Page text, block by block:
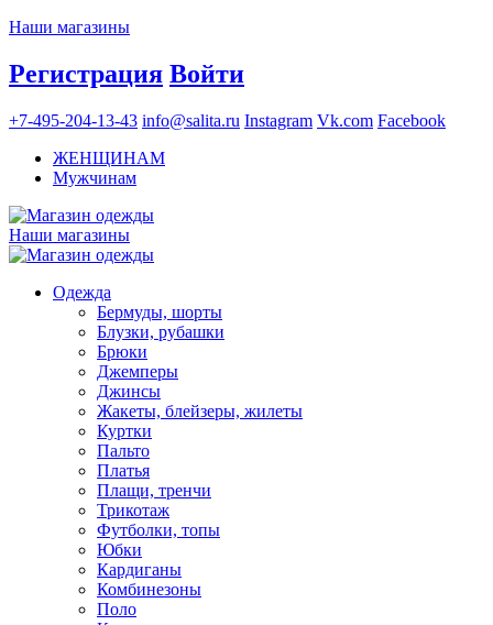
Наши магазины
Регистрация Войти
+7-495-204-13-43 info@salita.ru Instagram Vk.com Facebook
ЖЕНЩИНАМ
Мужчинам
Наши магазины
Одежда
Бермуды, шорты
Блузки, рубашки
Брюки
Джемперы
Джинсы
Жакеты, блейзеры, жилеты
Куртки
Пальто
Платья
Плащи, тренчи
Трикотаж
Футболки, топы
Юбки
Кардиганы
Комбинезоны
Поло